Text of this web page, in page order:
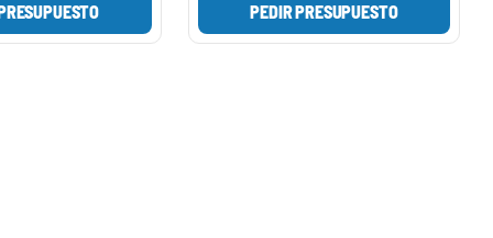
PEDIR PRESUPUESTO